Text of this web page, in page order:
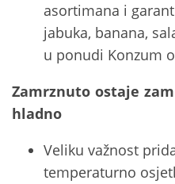
asortimana i
jabuka, banana,
u ponudi Konzum
Zamrznuto ostaje
hladno
Veliku važnost
temperaturno